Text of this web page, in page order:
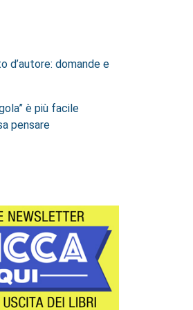
d’autore: domande e
è più facile
pensare